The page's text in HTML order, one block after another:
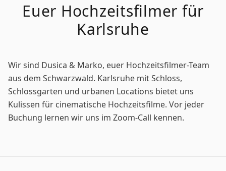
Euer Hochzeitsfilmer für
Karlsruhe
Wir sind Dusica & Marko, euer Hochzeitsfilmer-Team
aus dem Schwarzwald. Karlsruhe mit Schloss,
Schlossgarten und urbanen Locations bietet uns
Kulissen für cinematische Hochzeitsfilme. Vor jeder
Buchung lernen wir uns im Zoom-Call kennen.